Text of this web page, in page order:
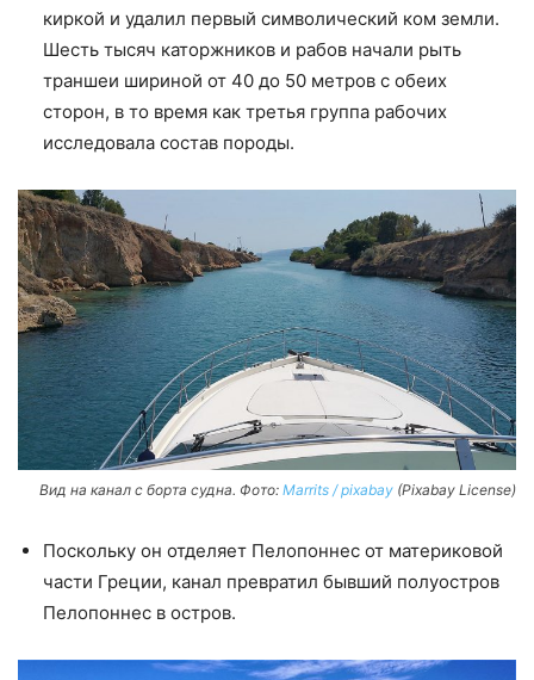
киркой и удалил первый символический ком земли.
Шесть тысяч каторжников и рабов начали рыть
траншеи шириной от 40 до 50 метров с обеих
сторон, в то время как третья группа рабочих
исследовала состав породы.
Вид на канал с борта судна. Фото: Marrits / pixabay (Pixabay License)
Поскольку он отделяет Пелопоннес от материковой
части Греции, канал превратил бывший полуостров
Пелопоннес в остров.